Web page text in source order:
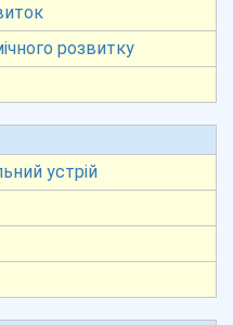
розвитку
устрій